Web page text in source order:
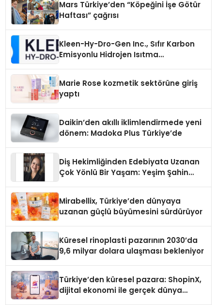
Mars Türkiye’den “Köpeğini İşe Götür
Haftası” çağrısı
Kleen-Hy-Dro-Gen Inc., Sıfır Karbon
Emisyonlu Hidrojen Isıtma
Marie Rose kozmetik sektörüne giriş
yaptı
Daikin’den akıllı iklimlendirmede yeni
dönem: Madoka Plus Türkiye’de
Diş Hekimliğinden Edebiyata Uzanan
Çok Yönlü Bir Yaşam: Yeşim Şahin
Mirabellix, Türkiye’den dünyaya
uzanan güçlü büyümesini sürdürüyor
Küresel rinoplasti pazarının 2030’da
9,6 milyar dolara ulaşması bekleniyor
Türkiye’den küresel pazara: ShopinX,
dijital ekonomi ile gerçek dünya